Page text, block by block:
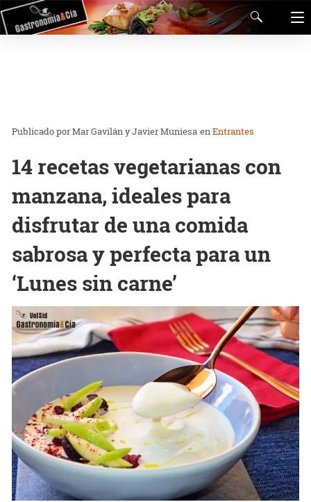
Mar Gavilán y Javier Muniesa enEntrantes
14 recetas vegetarianas con
manzana, ideales para
disfrutar de una comida
sabrosa y perfecta para un
‘Lunes sin carne’